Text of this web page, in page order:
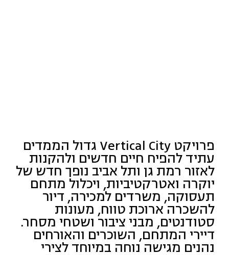
פרויקט Vertical City גדול הממדים
עתיד להפיח חיים חדשים ולהקנות
לאזור רמת גן ותל אביב נופך חדש של
יוקרה ואטרקטיביות, ויכלול מתחם
תעסוקה, משרדים למכירה, דיור
להשכרה ארוכת טווח, מעונות
סטודנטים, מבני ציבור ושטחי מסחר.
דיירי המתחם, השוכרים והאורחים
נהנים מגישה נוחה במיוחד לצירי